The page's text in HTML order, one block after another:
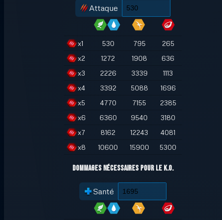
Attaque
x1 530 795
265
x2 1272 1908
636
x3 2226 3339
1113
x4 3392 5088
1696
x5 4770 7155
2385
x6 6360 9540
3180
x7 8162 12243
4081
x8 10600 15900 5300
Dommages nécessaires pour le K.O.
Santé